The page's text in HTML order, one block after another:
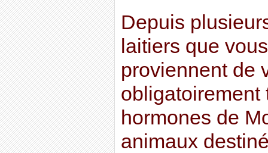
Depuis
laitiers que
proviennent de
obligatoirement
hormones de
animaux